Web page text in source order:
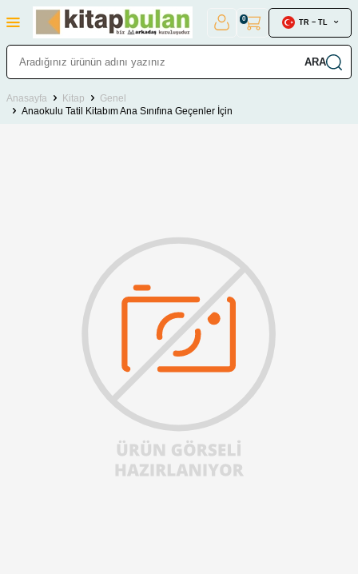
ARA
0 TR − TL
Anasayfa Kitap
Genel
Anaokulu Tatil Kitabım Ana Sınıfına Geçenler İçin